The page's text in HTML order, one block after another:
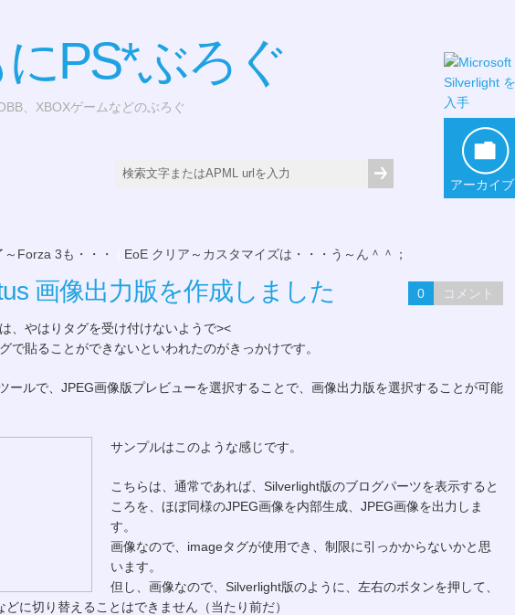
PS*ぶろぐ
、XBOXゲームなどのぶろぐ
アーカイブ
Forza 3も・・・ EoE クリア～カスタマイズは・・・う～ん＾＾；
画像出力版を作成しました 0 コメント
、やはりタグを受け付けないようで><
で貼ることができないといわれたのがきっかけです。
ールで、JPEG画像版プレビューを選択することで、画像出力版を選択することが可能
サンプルはこのような感じです。
こちらは、通常であれば、Silverlight版のブログパーツを表示すると
ころを、ほぼ同様のJPEG画像を内部生成、JPEG画像を出力しま
す。
画像なので、imageタグが使用でき、制限に引っかからないかと思
います。
但し、画像なので、Silverlight版のように、左右のボタンを押して、
どに切り替えることはできません（当たり前だ）